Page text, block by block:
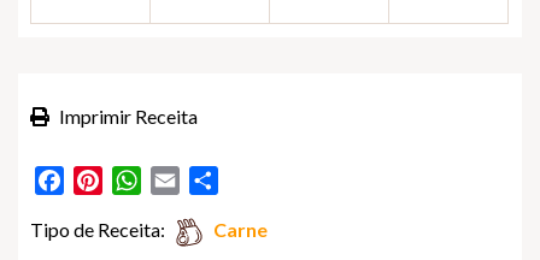
Imprimir Receita
FacebookPinterestWhatsApp
Email
Tipo de Receita: Carne